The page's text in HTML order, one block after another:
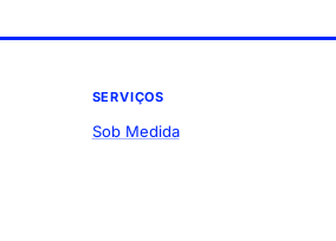
SERVIÇOS
Sob Medida